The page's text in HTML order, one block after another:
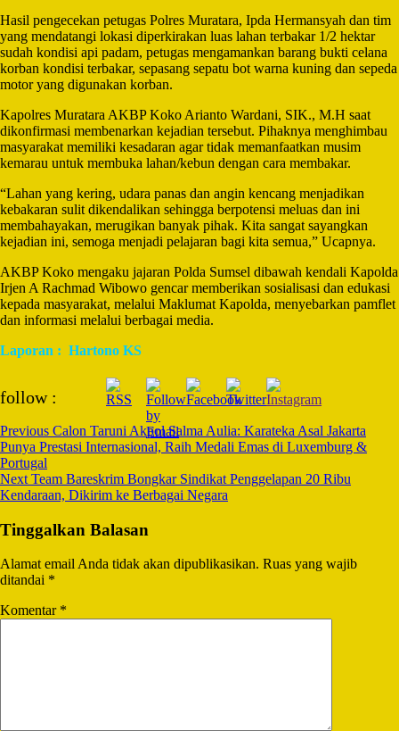
Hasil pengecekan petugas Polres Muratara, Ipda Hermansyah dan tim
yang mendatangi lokasi diperkirakan luas lahan terbakar 1/2 hektar
sudah kondisi api padam, petugas mengamankan barang bukti celana
korban kondisi terbakar, sepasang sepatu bot warna kuning dan sepeda
motor yang digunakan korban.
Kapolres Muratara AKBP Koko Arianto Wardani, SIK., M.H saat
dikonfirmasi membenarkan kejadian tersebut. Pihaknya menghimbau
masyarakat memiliki kesadaran agar tidak memanfaatkan musim
kemarau untuk membuka lahan/kebun dengan cara membakar.
“Lahan yang kering, udara panas dan angin kencang menjadikan
kebakaran sulit dikendalikan sehingga berpotensi meluas dan ini
membahayakan, merugikan banyak pihak. Kita sangat sayangkan
kejadian ini, semoga menjadi pelajaran bagi kita semua,” Ucapnya.
AKBP Koko mengaku jajaran Polda Sumsel dibawah kendali Kapolda
Irjen A Rachmad Wibowo gencar memberikan sosialisasi dan edukasi
kepada masyarakat, melalui Maklumat Kapolda, menyebarkan pamflet
dan informasi melalui berbagai media.
Laporan : Hartono KS
follow :
Navigation
Previous Calon Taruni Akpol Salma Aulia: Karateka Asal Jakarta
Punya Prestasi Internasional, Raih Medali Emas di Luxemburg &
Portugal
Next Team Bareskrim Bongkar Sindikat Penggelapan 20 Ribu
Kendaraan, Dikirim ke Berbagai Negara
Tinggalkan Balasan
Alamat email Anda tidak akan dipublikasikan. Ruas yang wajib
ditandai *
Komentar *